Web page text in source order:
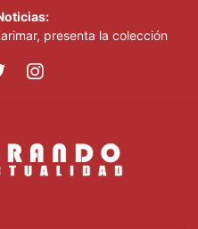
presenta la colección
que desplegó Trump sigue
de Nueva York
con TPS tras el fin del
tras volcarse una